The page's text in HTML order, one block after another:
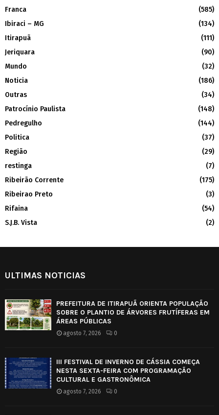
Franca
(585)
Ibiraci – MG
(134)
Itirapuã
(111)
Jeriquara
(90)
Mundo
(32)
Noticia
(186)
Outras
(34)
Patrocínio Paulista
(148)
Pedregulho
(144)
Politica
(37)
Região
(29)
restinga
(7)
Ribeirão Corrente
(175)
Ribeirao Preto
(3)
Rifaina
(54)
S.J.B. Vista
(2)
ULTIMAS NOTICIAS
PREFEITURA DE ITIRAPUÃ ORIENTA POPULAÇÃO
SOBRE O PLANTIO DE ÁRVORES FRUTÍFERAS EM
ÁREAS PÚBLICAS
agosto 7, 2026 0
III FESTIVAL DE INVERNO DE CÁSSIA COMEÇA
NESTA SEXTA-FEIRA COM PROGRAMAÇÃO
CULTURAL E GASTRONÔMICA
agosto 7, 2026 0